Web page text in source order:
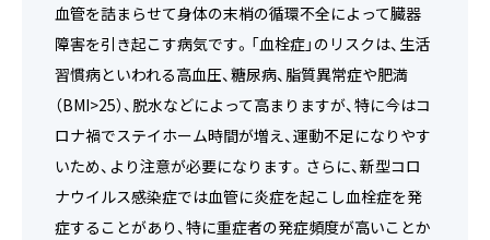
血管を詰まらせて身体の末梢の循環不全によって臓器
障害を引き起こす病気です。「血栓症」のリスクは、生活
習慣病といわれる高血圧、糖尿病、脂質異常症や肥満
（BMI>25）、脱水などによって高まりますが、特に今はコ
ロナ禍でステイホーム時間が増え、運動不足になりやす
いため、より注意が必要になります。さらに、新型コロ
ナウイルス感染症では血管に炎症を起こし血栓症を発
症することがあり、特に重症者の発症頻度が高いことか